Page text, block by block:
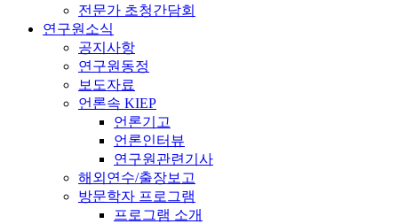
전문가 초청간담회
연구원소식
공지사항
연구원동정
보도자료
언론속 KIEP
언론기고
언론인터뷰
연구원관련기사
해외연수/출장보고
방문학자 프로그램
프로그램 소개